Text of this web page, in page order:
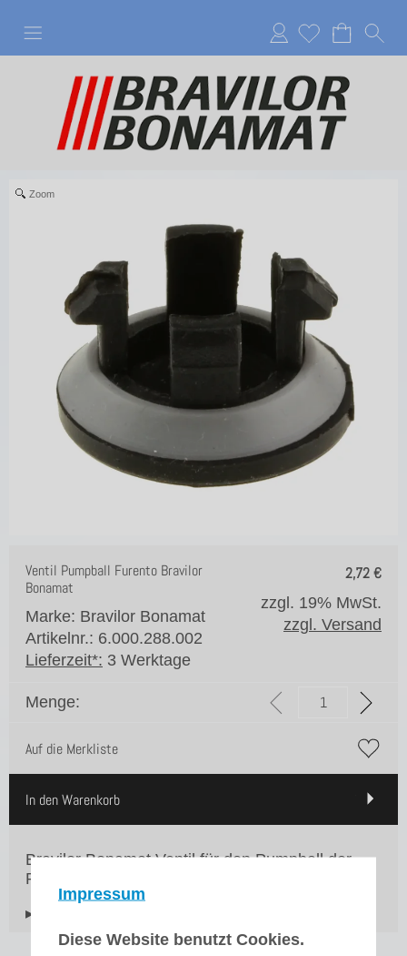
Impressum
Diese Website benutzt Cookies.
Anmelden
Zoom
2,72€
Ventil Pumpball Furento Bravilor
Bonamat
Marke: Bravilor Bonamat
Artikelnr.: 6.000.288.002
Lieferzeit*: 3 Werktage
zzgl. 19% MwSt.
zzgl. Versand
Menge:
Auf die Merkliste
In den Warenkorb
Bravilor Bonamat Ventil für den Pumpball der
Pumpkanne Furento 2.2 Ltr.
▸Widerrufsbelehrung